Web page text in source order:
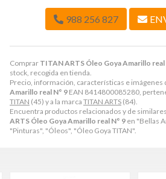
Comprar TITAN ARTS Óleo Goya Amarillo real
stock, recogida en tienda.
Precio, información, características e imágenes
Amarillo real N° 9 EAN 8414800085280,
TITAN (45) y a la marca TITAN ARTS (84).
Encuentra productos relacionados y de
ARTS Óleo Goya Amarillo real N° 9 en "Bellas
"Pinturas", "Óleos", "Óleo Goya TITAN".
988 256 827